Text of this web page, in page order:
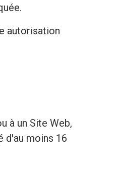
autorisation
à un Site Web,
d'au moins 16